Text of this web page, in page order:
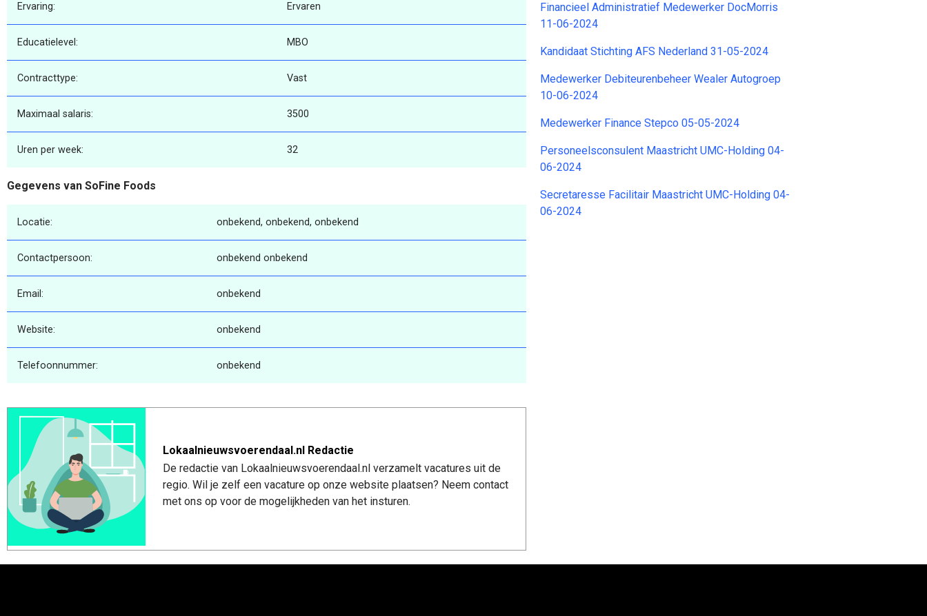
Ervaring: Ervaren
Educatielevel: MBO
Contracttype: Vast
Maximaal salaris: 3500
Uren per week: 32
Gegevens van SoFine Foods
Locatie: onbekend, onbekend, onbekend
Contactpersoon: onbekend onbekend
Email: onbekend
Website: onbekend
Telefoonnummer: onbekend
Lokaalnieuwsvoerendaal.nl Redactie
De redactie van Lokaalnieuwsvoerendaal.nl verzamelt vacatures uit de
regio. Wil je zelf een vacature op onze website plaatsen? Neem contact
met ons op voor de mogelijkheden van het insturen.
Financieel Administratief Medewerker DocMorris
11-06-2024
Kandidaat Stichting AFS Nederland 31-05-2024
Medewerker Debiteurenbeheer Wealer Autogroep
10-06-2024
Medewerker Finance Stepco 05-05-2024
Personeelsconsulent Maastricht UMC-Holding 04-
06-2024
Secretaresse Facilitair Maastricht UMC-Holding 04-
06-2024